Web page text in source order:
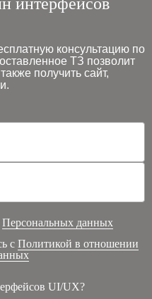
консультацию по
ТЗ позволит
получить сайт,
Персональных данных
с Политикой в отношении
UI/UX?